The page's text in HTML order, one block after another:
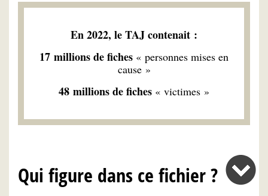
En 2022, le TAJ contenait :
17 millions de fiches « personnes mises en
cause »
48 millions de fiches « victimes »
Qui figure dans ce fichier ?